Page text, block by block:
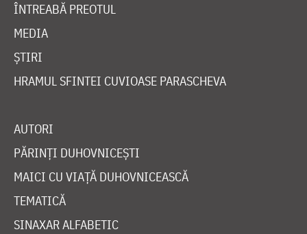
ÎNTREABĂ PREOTUL
MEDIA
ȘTIRI
HRAMUL SFINTEI CUVIOASE PARASCHEVA
AUTORI
PĂRINȚI DUHOVNICEȘTI
MAICI CU VIAȚĂ DUHOVNICEASCĂ
TEMATICĂ
SINAXAR ALFABETIC